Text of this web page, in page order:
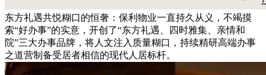
东方礼遇共悦糊口的恒奢：保利物业一直持久从义，不竭摸
索“好办事”的实意，开创了“东方礼遇、四时雅集、亲情和
院”三大办事品牌，将人文注入质量糊口，持续精研高端办事
之道营制备受居者相信的现代人居标杆。